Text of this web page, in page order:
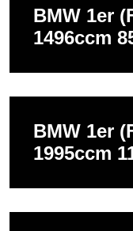
BMW 1er
1496ccm
BMW 1er
1995ccm